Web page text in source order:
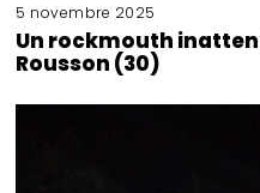
5 novembre 2025
Un rockmouth
Rousson (30)